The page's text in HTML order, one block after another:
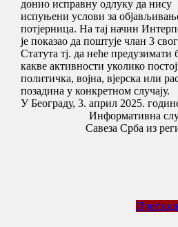
донио исправну одлуку да нису
испуњени услови за
потјерница. На тај начин
је показао да поштује члан 3 свог
Статута тј. да неће предузимати
какве активности уколико
политичка, војна, вјерска или
позадина у конкретном случају.
У Београду, 3. април 2025.
Информативна
Савеза Срба из